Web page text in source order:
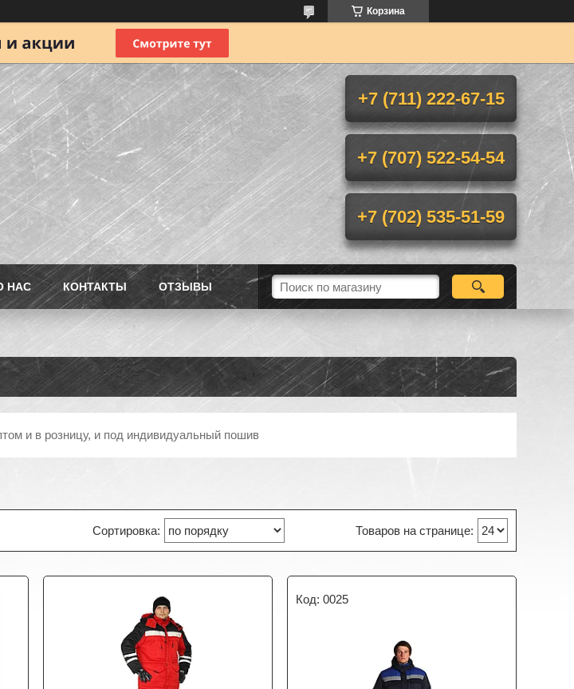
Корзина
+7 (711) 222-67-15
+7 (707) 522-54-54
+7 (702) 535-51-59
НАС КОНТАКТЫ ОТЗЫВЫ
и в розницу, и под индивидуальный пошив
0025